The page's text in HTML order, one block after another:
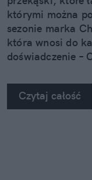
którymi można
sezonie marka
która wnosi do
doświadczenie –
Czytaj całość